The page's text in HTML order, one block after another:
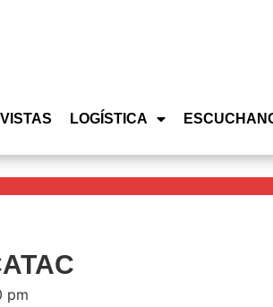
LOGÍSTICA
pm